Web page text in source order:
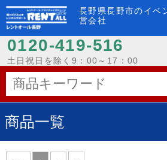
長野県長野市のイベ
営会社
0120-419-516
土日祝日を除く9：00～17：00
商品一覧